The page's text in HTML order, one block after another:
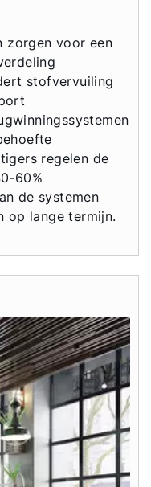
zorgen voor een
stofvervuiling
regelen de
60%
de systemen
op lange termijn.